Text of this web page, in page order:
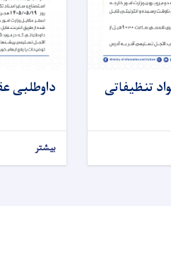
تنظیفاتی داوطلبی
بیشتر